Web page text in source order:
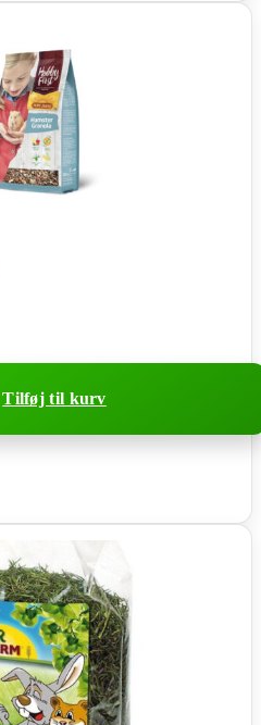
Tilføj til kurv